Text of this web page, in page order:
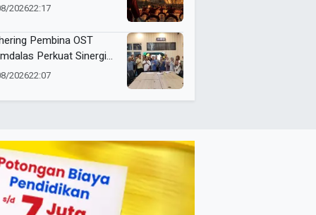
202622:17
Pembina OST
Perkuat Sinergi
Karakter dan
202622:07